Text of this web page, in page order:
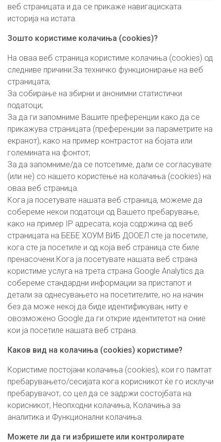
веб страницата и да се прикаже навигациската
историја на истата.
Зошто користиме колачиња (cookies)?
На оваа веб страница користиме колачиња (cookies) од
следниве причини:За техничко функционирање на веб
страницата;
За собирање на збирни и анонимни статистички
податоци;
За да ги запомниме Вашите преференции како да се
прикажува страницата (преференции за параметрите на
екранот), како на пример контрастот на бојата или
големината на фонтот;
За да запомниме/да се потсетиме, дали се согласувате
(или не) со нашето користење на колачиња (cookies) на
оваа веб страница.
Кога ја посетувате нашата веб страница, можеме да
собереме некои податоци од Вашето пребарување,
како на пример IP адресата, која содржина од веб
страницата на БЕБЕ ХОУМ ВИБ ДООЕЛ сте ја посетиле,
кога сте ја посетиле и од која веб страница сте биле
пренасочени.Кога ја посетувате нашата веб страна
користиме услуга на трета страна Google Analytics да
собереме стандардни информации за пристапот и
детали за однесувањето на посетителите, но на начин
без да може некој да биде идентификуван, ниту е
овозможено Google да ги открие идентитетот на оние
кои ја посетиле нашата веб страна.
Каков вид на колачиња (cookies) користиме?
Користиме постојани колачиња (cookies), кои го памтат
пребарувањето/сесијата кога корисникот ќе го исклучи
пребарувачот, со цел да се задржи состојбата на
корисникот, Неопходни колачиња, Колачиња за
аналитика и Функционални колачиња.
Можете ли да ги избришете или контролирате